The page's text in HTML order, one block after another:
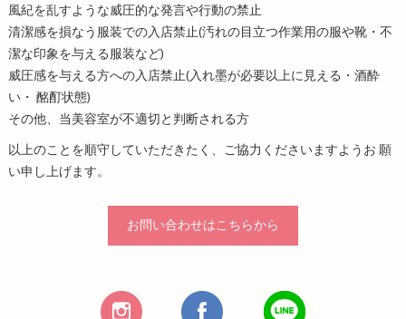
風紀を乱すような威圧的な発言や行動の禁止
清潔感を損なう服装での入店禁止(汚れの目立つ作業用の服や靴・不
潔な印象を与える服装など)
威圧感を与える方への入店禁止(入れ墨が必要以上に見える・酒酔
い・ 酩酊状態)
その他、当美容室が不適切と判断される方
以上のことを順守していただきたく、ご協力くださいますようお 願
い申し上げます。
お問い合わせはこちらから